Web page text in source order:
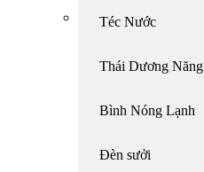
Téc Nước
Thái Dương Năng
Bình Nóng Lạnh
Đèn sưởi